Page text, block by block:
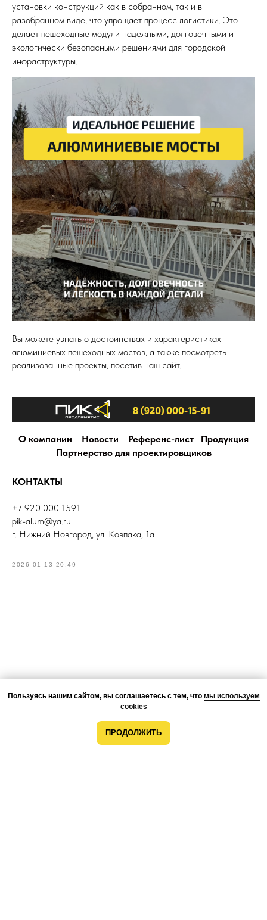
установки конструкций как в собранном, так и в
разобранном виде, что упрощает процесс логистики. Это
делает пешеходные модули надежными, долговечными и
экологически безопасными решениями для городской
инфраструктуры.
Вы можете узнать о достоинствах и характеристиках
алюминиевых пешеходных мостов, а также посмотреть
реализованные проекты, посетив наш сайт.
О компании Новости Референс-лист
Продукция
Партнерство для проектировщиков
КОНТАКТЫ
+7 920 000 1591
pik-alum@ya.ru
г. Нижний Новгород, ул. Ковпака, 1а
2026-01-13 20:49
Пользуясь нашим сайтом, вы соглашаетесь с тем, что мы используем
cookies
ПРОДОЛЖИТЬ